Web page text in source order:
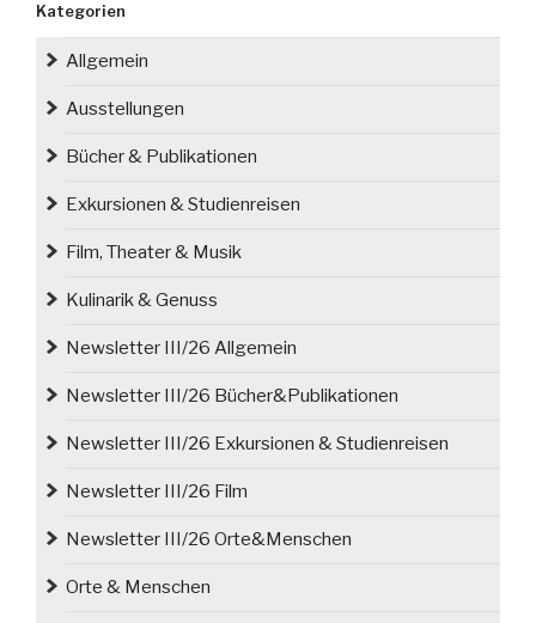
Kategorien
Allgemein
Ausstellungen
Bücher & Publikationen
Exkursionen & Studienreisen
Film, Theater & Musik
Kulinarik & Genuss
Newsletter III/26 Allgemein
Newsletter III/26 Bücher&Publikationen
Newsletter III/26 Exkursionen & Studienreisen
Newsletter III/26 Film
Newsletter III/26 Orte&Menschen
Orte & Menschen